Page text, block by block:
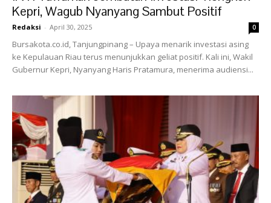
Kepri, Wagub Nyanyang Sambut Positif
Redaksi - April 30, 2025 0
Bursakota.co.id, Tanjungpinang – Upaya menarik investasi asing
ke Kepulauan Riau terus menunjukkan geliat positif. Kali ini, Wakil
Gubernur Kepri, Nyanyang Haris Pratamura, menerima audiensi...